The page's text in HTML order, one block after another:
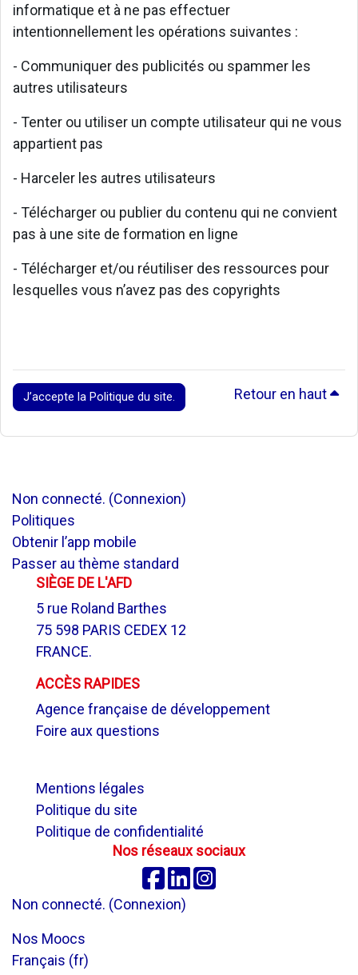
informatique et à ne pas effectuer
intentionnellement les opérations suivantes :
- Communiquer des publicités ou spammer les
autres utilisateurs
- Tenter ou utiliser un compte utilisateur qui ne vous
appartient pas
- Harceler les autres utilisateurs
- Télécharger ou publier du contenu qui ne convient
pas à une site de formation en ligne
- Télécharger et/ou réutiliser des ressources pour
lesquelles vous n’avez pas des copyrights
J’accepte la Politique du site. Retour en haut
Non connecté. (Connexion)
Politiques
Obtenir l’app mobile
Passer au thème standard
SIÈGE DE L'AFD
5 rue Roland Barthes
75 598 PARIS CEDEX 12
FRANCE.
ACCÈS RAPIDES
Agence française de développement
Foire aux questions
Mentions légales
Politique du site
Politique de confidentialité
Nos réseaux sociaux
Facebook
Linkedin
Non connecté. (Connexion)
Nos Moocs
Français ‎(fr)‎